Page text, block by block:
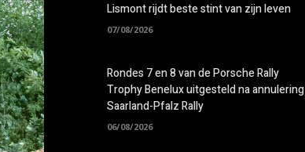
Lismont rijdt beste stint van zijn leven
07/08/2026
Rondes 7 en 8 van de Porsche Rally
Trophy Benelux uitgesteld na annulering
Saarland-Pfalz Rally
06/08/2026